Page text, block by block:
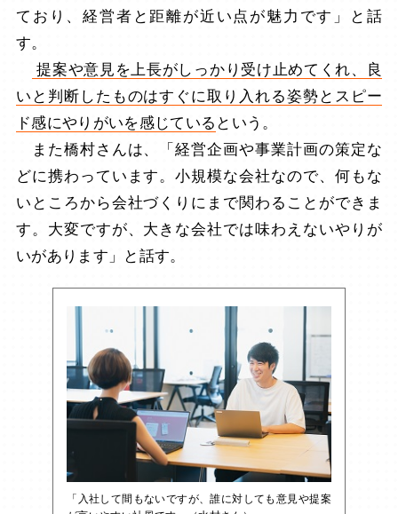
ており、経営者と距離が近い点が魅力です」と話
す。
提案や意見を上長がしっかり受け止めてくれ、良
いと判断したものはすぐに取り入れる姿勢とスピー
ド感にやりがいを感じている という。
また橋村さんは、「経営企画や事業計画の策定な
どに携わっています。小規模な会社なので、何もな
いところから会社づくりにまで関わることができま
す。大変ですが、大きな会社では味わえないやりが
いがあります」と話す。
「入社して間もないですが、誰に対しても意見や提案